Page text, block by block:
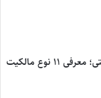
انواع مالکیت املاک در حقوق ثبتی؛ معرفی ۱۱ نوع مالکیت